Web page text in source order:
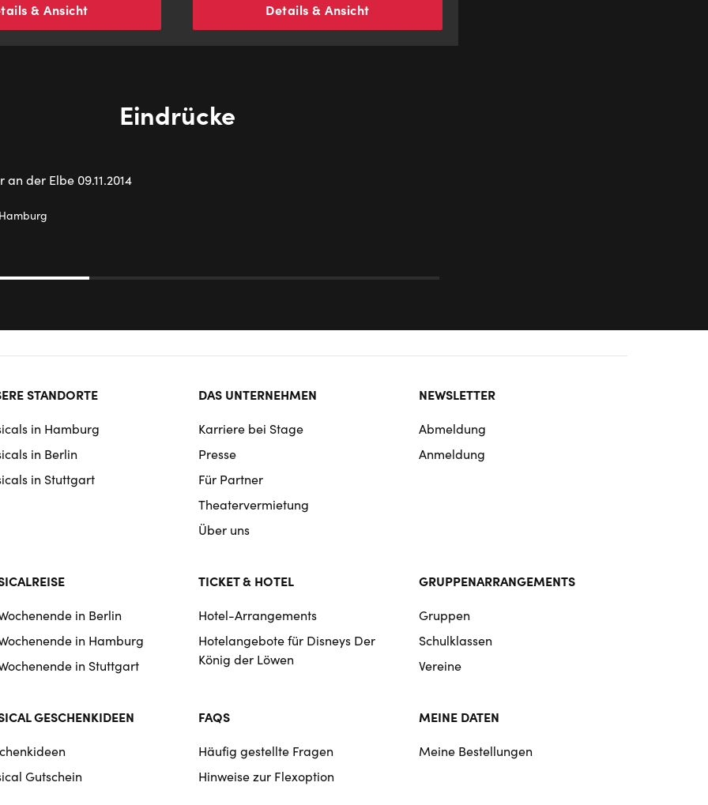
& Ansicht Details & Ansicht
Eindrücke
STANDORTE
in Hamburg
in Berlin
in Stuttgart
DAS UNTERNEHMEN
Karriere bei Stage
Presse
Für Partner
Theatervermietung
Über uns
NEWSLETTER
Abmeldung
Anmeldung
in Berlin
in Hamburg
in Stuttgart
TICKET & HOTEL
Hotel-Arrangements
Hotelangebote für Disneys Der
König der Löwen
GRUPPENARRANGEMENTS
Gruppen
Schulklassen
Vereine
GESCHENKIDEEN
Gutschein
FAQS
Häufig gestellte Fragen
Hinweise zur Flexoption
MEINE DATEN
Meine Bestellungen